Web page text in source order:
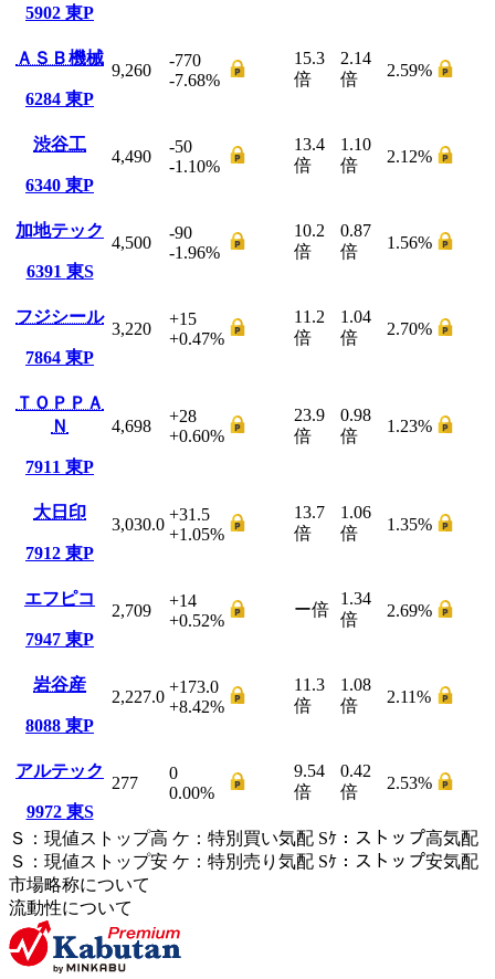
5902 東P
ＡＳＢ機械
6284 東P
9,260
-770
-7.68%
15.3
倍
2.14
倍
2.59%
渋谷工
6340 東P
4,490
-50
-1.10%
13.4
倍
1.10
倍
2.12%
加地テック
6391 東S
4,500
-90
-1.96%
10.2
倍
0.87
倍
1.56%
フジシール
7864 東P
3,220
+15
+0.47%
11.2
倍
1.04
倍
2.70%
ＴＯＰＰＡ
Ｎ
7911 東P
4,698
+28
+0.60%
23.9
倍
0.98
倍
1.23%
大日印
7912 東P
3,030.0
+31.5
+1.05%
13.7
倍
1.06
倍
1.35%
エフピコ
7947 東P
2,709
+14
+0.52%
ー倍
1.34
倍
2.69%
岩谷産
8088 東P
2,227.0
+173.0
+8.42%
11.3
倍
1.08
倍
2.11%
アルテック
9972 東S
277
0
0.00%
9.54
倍
0.42
倍
2.53%
Ｓ ： 現値ストップ高 ケ ： 特別買い気配 Sｹ ： ストップ高気配
Ｓ ： 現値ストップ安 ケ ： 特別売 り 気配 Sｹ ： ストップ安気配
市場略称について
流動性について